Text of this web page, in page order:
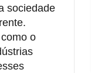
sociedade
o